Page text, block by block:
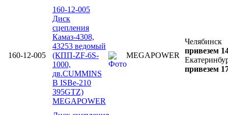
160-12-005
160-12-005
Диск
сцепления
Камаз-4308,
43253 ведомый
(КПП-ZF-6S-
1000,
дв.CUMMINS
B ISBe-210
395GTZ)
MEGAPOWER
MEGAPOWER
Челябинск
привезем
привезем